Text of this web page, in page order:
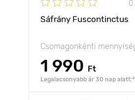
0
Sáfrány Fuscontinctus
Csomagonkénti
1 990 Ft
Legalacsonyabb ár 30 nap